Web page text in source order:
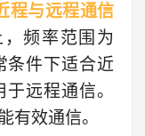
程与远程通信
频率范围为
条件下适合近
远程通信。
有效通信。